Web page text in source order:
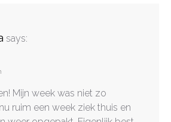
says:
Mijn week was niet zo
ruim een week ziek thuis en